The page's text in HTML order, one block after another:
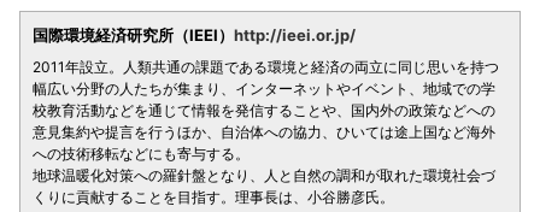
国際環境経済研究所（IEEI） http://ieei.or.jp/
2011年設立。人類共通の課題である環境と経済の両立に同じ思いを持つ
幅広い分野の人たちが集まり、インターネットやイベント、地域での学
校教育活動などを通じて情報を発信することや、国内外の政策などへの
意見集約や提言を行うほか、自治体への協力、ひいては途上国など海外
への技術移転などにも寄与する。
地球温暖化対策への羅針盤となり、人と自然の調和が取れた環境社会づ
くりに貢献することを目指す。理事長は、小谷勝彦氏。